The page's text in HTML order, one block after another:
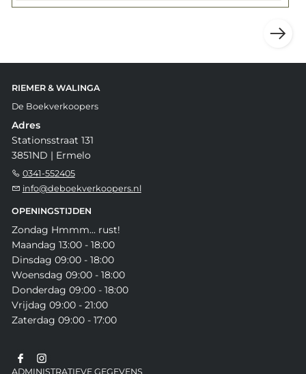
RIEMER & WALINGA
De Boekverkoopers
Adres
Stationsstraat 131
3851ND | Ermelo
0341-552405
info@deboekverkoopers.nl
OPENINGSTIJDEN
Zondag Hmmm... rust!
Maandag 13:00 - 18:00
Dinsdag 09:00 - 18:00
Woensdag 09:00 - 18:00
Donderdag 09:00 - 18:00
Vrijdag 09:00 - 21:00
Zaterdag 09:00 - 17:00
ADMINISTRATIEVE GEGEVENS